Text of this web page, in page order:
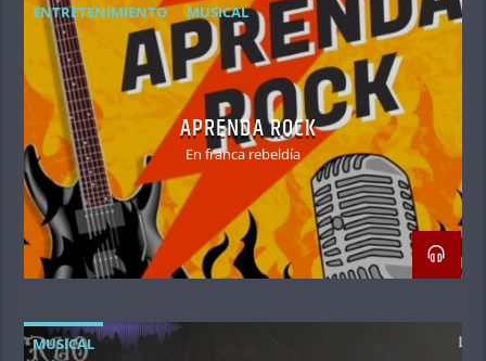
ENTRETENIMIENTO MUSICAL
APRENDA ROCK
En franca rebeldía
MUSICAL